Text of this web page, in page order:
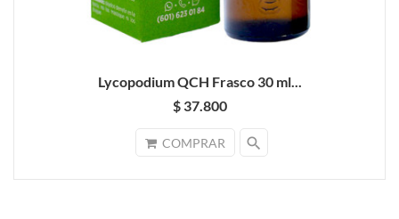
Lycopodium QCH Frasco 30 ml...
$ 37.800
COMPRAR search